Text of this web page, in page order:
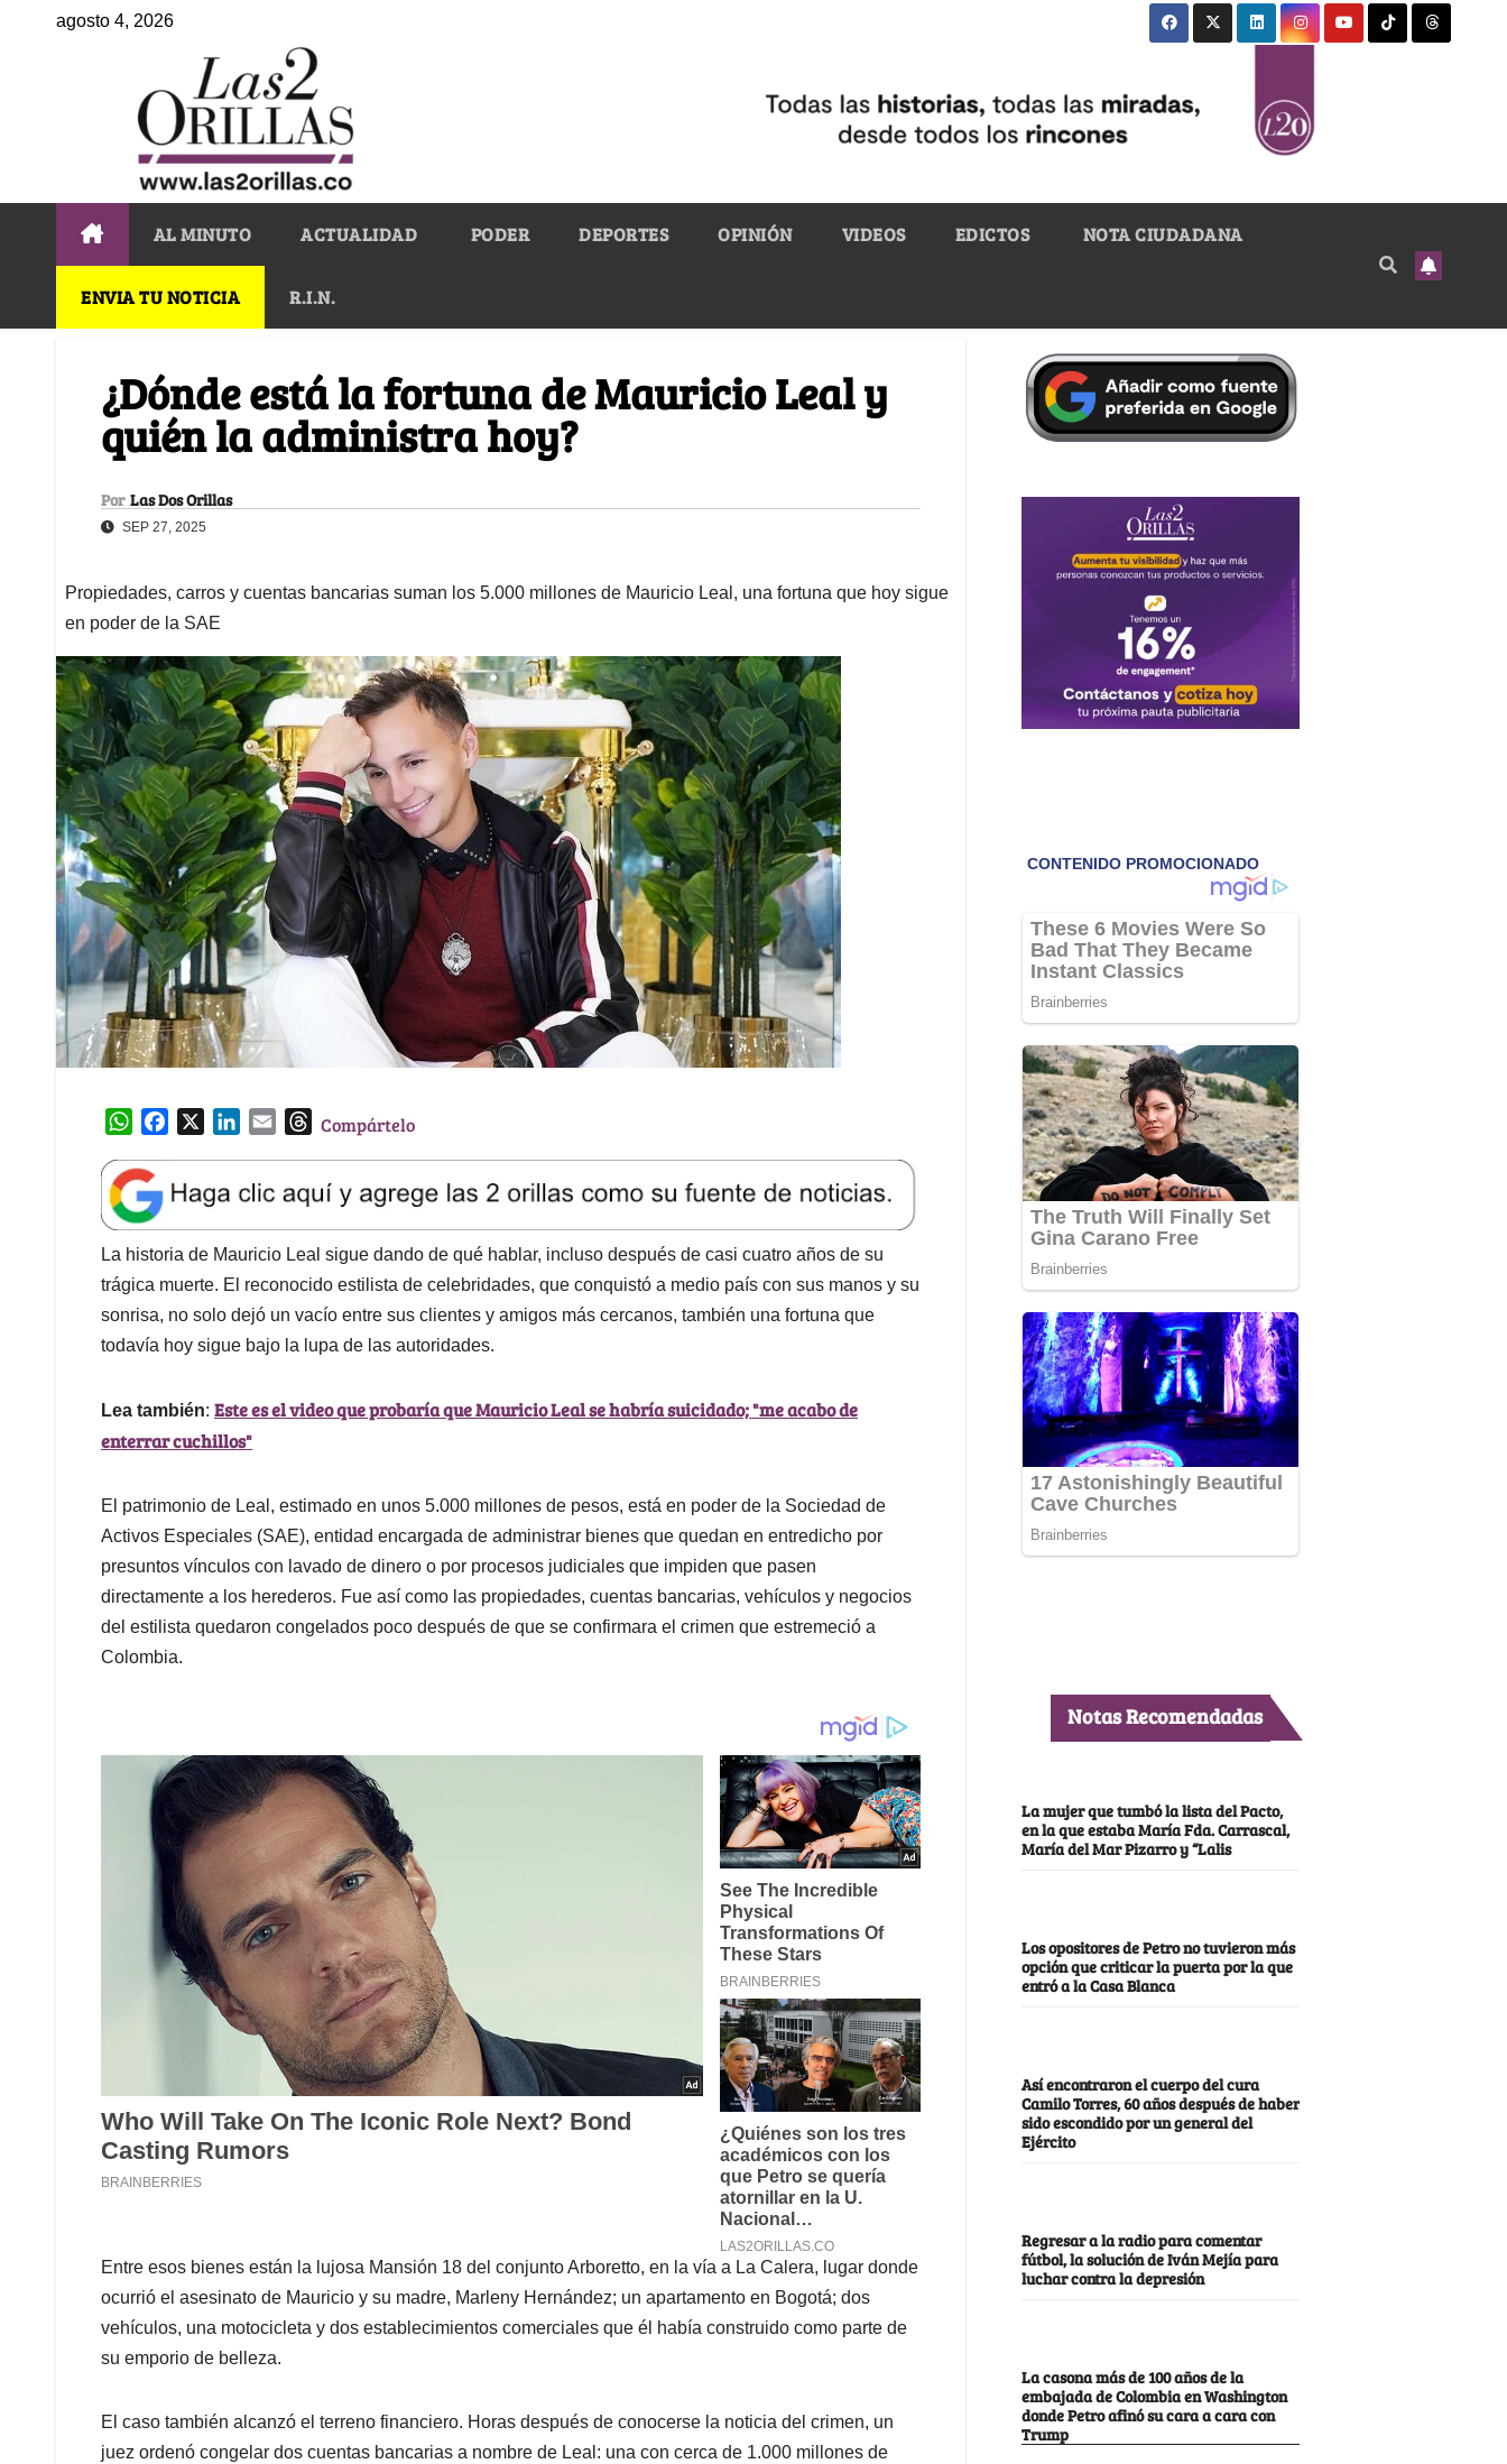
agosto 4, 2026
AL MINUTO ACTUALIDAD PODER DEPORTES OPINIÓN VIDEOS EDICTOS NOTA CIUDADANA
ENVIA TU NOTICIA R.I.N.
¿Dónde está la fortuna de Mauricio Leal y
quién la administra hoy?
Por Las Dos Orillas
SEP 27, 2025
Propiedades, carros y cuentas bancarias suman los 5.000 millones de Mauricio Leal, una fortuna que hoy sigue
en poder de la SAE
W
a
t
s
A
p
p
e
b
o
o
k
k
e
d
n
l
T
e
a
d
s
Compártelo
La historia de Mauricio Leal sigue dando de qué hablar, incluso después de casi cuatro años de su
trágica muerte. El reconocido estilista de celebridades, que conquistó a medio país con sus manos y su
sonrisa, no solo dejó un vacío entre sus clientes y amigos más cercanos, también una fortuna que
todavía hoy sigue bajo la lupa de las autoridades.
Lea también: Este es el video que probaría que Mauricio Leal se habría suicidado; "me acabo de
enterrar cuchillos"
El patrimonio de Leal, estimado en unos 5.000 millones de pesos, está en poder de la Sociedad de
Activos Especiales (SAE), entidad encargada de administrar bienes que quedan en entredicho por
presuntos vínculos con lavado de dinero o por procesos judiciales que impiden que pasen
directamente a los herederos. Fue así como las propiedades, cuentas bancarias, vehículos y negocios
del estilista quedaron congelados poco después de que se confirmara el crimen que estremeció a
Colombia.
Entre esos bienes están la lujosa Mansión 18 del conjunto Arboretto, en la vía a La Calera, lugar donde
ocurrió el asesinato de Mauricio y su madre, Marleny Hernández; un apartamento en Bogotá; dos
vehículos, una motocicleta y dos establecimientos comerciales que él había construido como parte de
su emporio de belleza.
El caso también alcanzó el terreno financiero. Horas después de conocerse la noticia del crimen, un
juez ordenó congelar dos cuentas bancarias a nombre de Leal: una con cerca de 1.000 millones de
Notas Recomendadas
La mujer que tumbó la lista del Pacto,
en la que estaba María Fda. Carrascal,
María del Mar Pizarro y “Lalis
Los opositores de Petro no tuvieron más
opción que criticar la puerta por la que
entró a la Casa Blanca
Así encontraron el cuerpo del cura
Camilo Torres, 60 años después de haber
sido escondido por un general del
Ejército
Regresar a la radio para comentar
fútbol, la solución de Iván Mejía para
luchar contra la depresión
La casona más de 100 años de la
embajada de Colombia en Washington
donde Petro afinó su cara a cara con
Trump